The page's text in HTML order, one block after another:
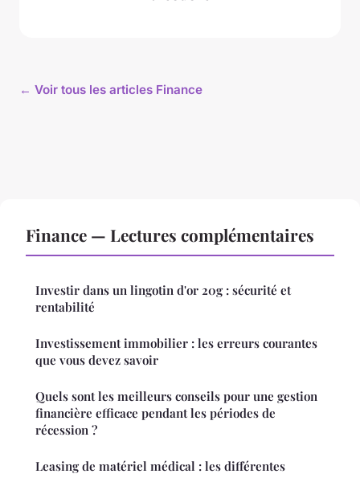
← Voir tous les articles Finance
Finance — Lectures complémentaires
Investir dans un lingotin d'or 20g : sécurité et
rentabilité
Investissement immobilier : les erreurs courantes
que vous devez savoir
Quels sont les meilleurs conseils pour une gestion
financière efficace pendant les périodes de
récession ?
Leasing de matériel médical : les différentes